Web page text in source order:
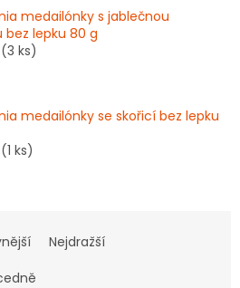
medailónky s jablečnou
bez lepku 80 g
(3 ks)
medailónky se skořicí bez lepku
(1 ks)
Nejdražší